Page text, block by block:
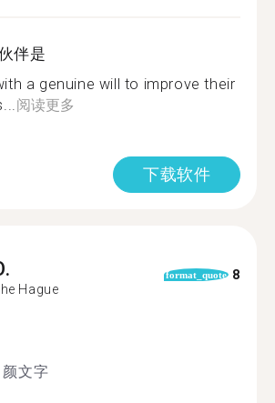
伴是
a genuine will to improve their
阅读更多
下载软件
Hague
format_quote 8
颜文字